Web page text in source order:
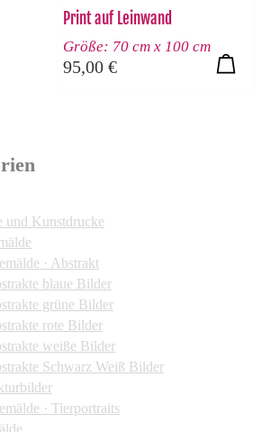
Print auf Leinwand
Größe: 70 cm x 100 cm
95,00 €
und Kunstdrucke
· Abstrakt
blaue Bilder
grüne Bilder
rote Bilder
weiße Bilder
Schwarz Weiß Bilder
· Tierportraits